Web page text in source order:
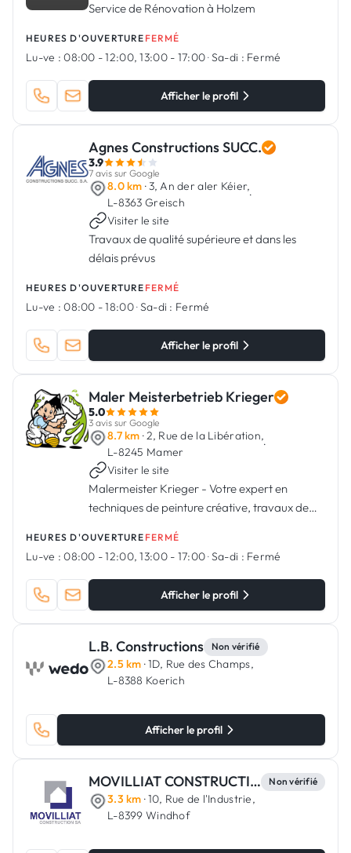
Service de Rénovation à Holzem
HEURES D'OUVERTURE FERMÉ
Lu-ve : 08:00 - 12:00, 13:00 - 17:00·Sa-di : Fermé
Afficher le profil
Agnes Constructions SUCC.
3.9
7 avis sur Google
8.0 km · 3, An der aler Kéier,
L-8363 Greisch
·
Visiter le site
Travaux de qualité supérieure et dans les
délais prévus
HEURES D'OUVERTURE FERMÉ
Lu-ve : 08:00 - 18:00·Sa-di : Fermé
Afficher le profil
Maler Meisterbetrieb Krieger
5.0
3 avis sur Google
8.7 km · 2, Rue de la Libération,
L-8245 Mamer
·
Visiter le site
Malermeister Krieger - Votre expert en
techniques de peinture créative, travaux de
HEURES D'OUVERTURE FERMÉ
Lu-ve : 08:00 - 12:00, 13:00 - 17:00·Sa-di : Fermé
Afficher le profil
L.B. Constructions Non vérifié
2.5 km · 1D, Rue des Champs,
L-8388 Koerich
Afficher le profil
MOVILLIAT CONSTRUCTION Non vérifié
3.3 km · 10, Rue de l'Industrie,
L-8399 Windhof